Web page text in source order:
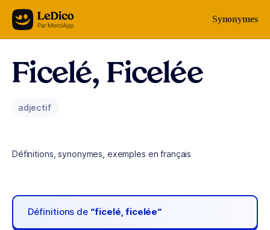
Aller au contenu Synonymes
Ficelé, Ficelée
adjectif
Définitions, synonymes, exemples en français
Définitions de “ficelé, ficelée“